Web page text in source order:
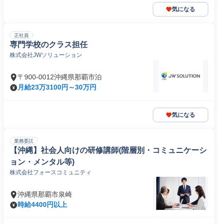
気になる
正社員
専門学校のクラス担任
株式会社JWソリューション
〒900-0012沖縄県那覇市泊
月給23万3100円～30万円
気になる
業務委託
【沖縄】社会人向けの研修講師(階層別・コミュニケーシ
ョン・メンタル等)
株式会社フォースコミュニティ
沖縄県那覇市泉崎
時給4400円以上